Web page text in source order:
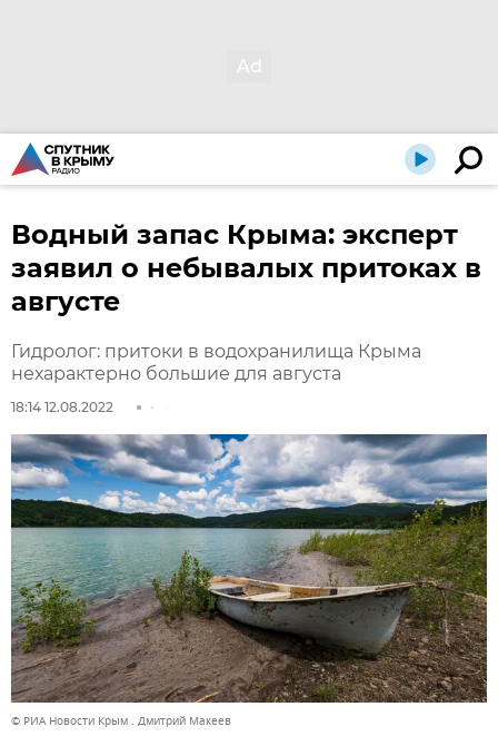
Водный запас Крыма: эксперт
заявил о небывалых притоках в
августе
Гидролог: притоки в водохранилища Крыма
нехарактерно большие для августа
18:14 12.08.2022
© РИА Новости Крым . Дмитрий Макеев